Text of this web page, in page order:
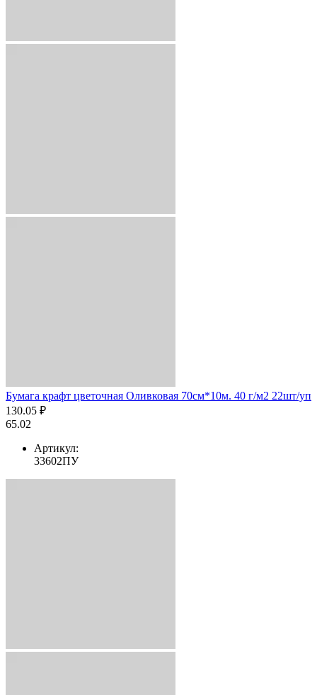
Бумага крафт цветочная Оливковая 70см*10м. 40 г/м2 22шт/уп
130.05 ₽
65.02
Артикул:
33602ПУ